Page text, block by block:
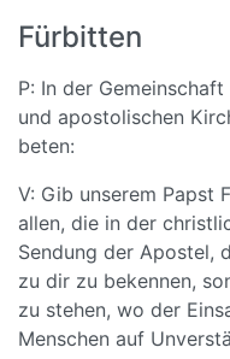
Fürbitten
P: In der
und apostolischen
beten:
V: Gib unserem Papst
allen, die in der
Sendung der Apostel,
zu dir zu bekennen,
zu stehen, wo der
Menschen auf